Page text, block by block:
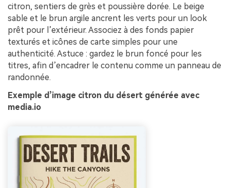
citron, sentiers de grès et poussière dorée. Le beige
sable et le brun argile ancrent les verts pour un look
prêt pour l’extérieur. Associez à des fonds papier
texturés et icônes de carte simples pour une
authenticité. Astuce : gardez le brun foncé pour les
titres, afin d’encadrer le contenu comme un panneau de
randonnée.
Exemple d’image citron du désert générée avec
media.io